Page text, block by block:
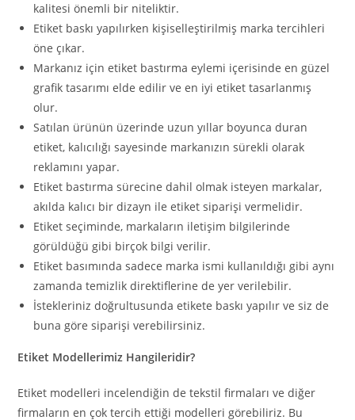
kalitesi önemli bir niteliktir.
Etiket baskı yapılırken kişiselleştirilmiş marka tercihleri
öne çıkar.
Markanız için etiket bastırma eylemi içerisinde en güzel
grafik tasarımı elde edilir ve en iyi etiket tasarlanmış
olur.
Satılan ürünün üzerinde uzun yıllar boyunca duran
etiket, kalıcılığı sayesinde markanızın sürekli olarak
reklamını yapar.
Etiket bastırma sürecine dahil olmak isteyen markalar,
akılda kalıcı bir dizayn ile etiket siparişi vermelidir.
Etiket seçiminde, markaların iletişim bilgilerinde
görüldüğü gibi birçok bilgi verilir.
Etiket basımında sadece marka ismi kullanıldığı gibi aynı
zamanda temizlik direktiflerine de yer verilebilir.
İstekleriniz doğrultusunda etikete baskı yapılır ve siz de
buna göre siparişi verebilirsiniz.
Etiket Modellerimiz Hangileridir?
Etiket modelleri incelendiğin de tekstil firmaları ve diğer
firmaların en çok tercih ettiği modelleri görebiliriz. Bu